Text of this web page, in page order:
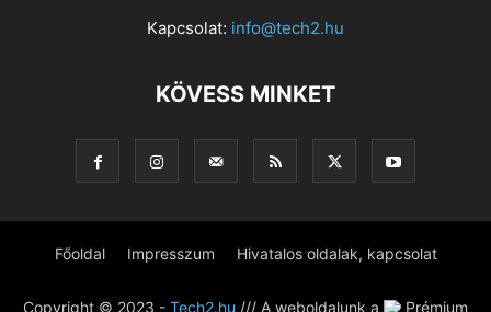
Kapcsolat: info@tech2.hu
KÖVESS MINKET
Főoldal Impresszum Hivatalos oldalak, kapcsolat
Copyright © 2023 - Tech2.hu /// A weboldalunk a Prémium